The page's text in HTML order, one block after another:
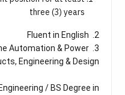
three (3) years
2. Fluent in English
Automation & Power
Engineering & Design.
/ BS Degree in